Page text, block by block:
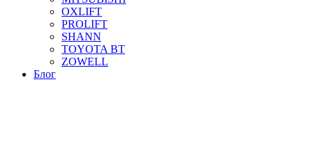
OXLIFT
PROLIFT
SHANN
TOYOTA BT
ZOWELL
Блог